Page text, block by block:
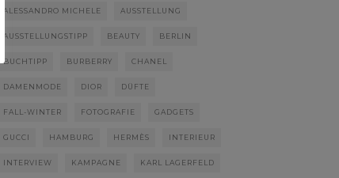
ALESSANDRO MICHELE AUSSTELLUNG
AUSSTELLUNGSTIPP BEAUTY BERLIN
BUCHTIPP BURBERRY CHANEL
DAMENMODE DIOR DÜFTE
FALL-WINTER FOTOGRAFIE GADGETS
GUCCI HAMBURG HERMÈS INTERIEUR
INTERVIEW KAMPAGNE KARL LAGERFELD